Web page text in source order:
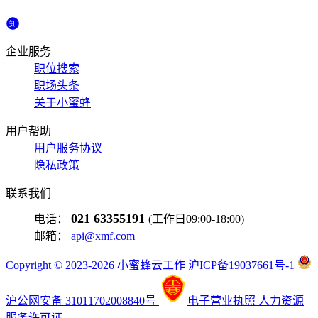
企业服务
职位搜索
职场头条
关于小蜜蜂
用户帮助
用户服务协议
隐私政策
联系我们
电话： 021 63355191 (工作日09:00-18:00)
邮箱： api@xmf.com
Copyright © 2023-2026 小蜜蜂云工作 沪ICP备19037661号-1
沪公网安备 31011702008840号 电子营业执照 人力资源